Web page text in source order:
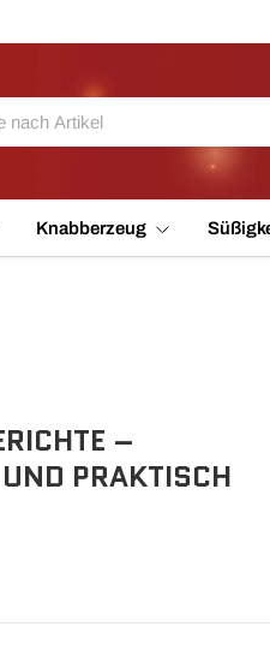
Knabberzeug
–
PRAKTISCH